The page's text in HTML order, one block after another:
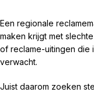
Een regionale
maken krijgt met
of reclame-uitingen die
verwacht.
Juist daarom zoeken